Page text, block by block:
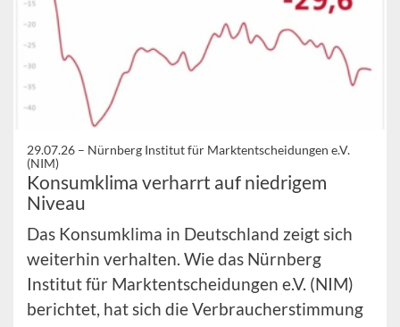
29.07.26 – Nürnberg Institut für Marktentscheidungen e.V.
(NIM)
Konsumklima verharrt auf niedrigem
Niveau
Das Konsumklima in Deutschland zeigt sich
weiterhin verhalten. Wie das Nürnberg
Institut für Marktentscheidungen e.V. (NIM)
berichtet, hat sich die Verbraucherstimmung